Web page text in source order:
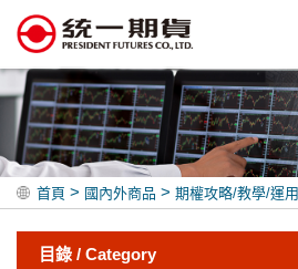
首頁 > 國內外商品 > 期權攻略/教學/運用
目錄 / Category